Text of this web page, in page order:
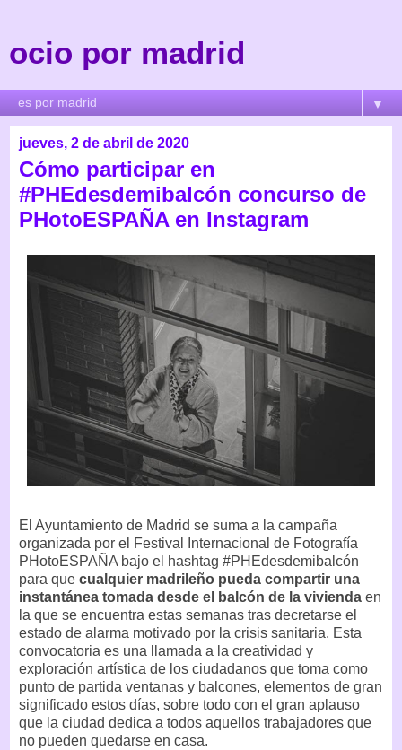
ocio por madrid
▼
jueves, 2 de abril de 2020
Cómo participar en
#PHEdesdemibalcón concurso de
PHotoESPAÑA en Instagram
El Ayuntamiento de Madrid se suma a la campaña
organizada por el Festival Internacional de Fotografía
PHotoESPAÑA bajo el hashtag #PHEdesdemibalcón
para que cualquier madrileño pueda compartir una
instantánea tomada desde el balcón de la vivienda en
la que se encuentra estas semanas tras decretarse el
estado de alarma motivado por la crisis sanitaria. Esta
convocatoria es una llamada a la creatividad y
exploración artística de los ciudadanos que toma como
punto de partida ventanas y balcones, elementos de gran
significado estos días, sobre todo con el gran aplauso
que la ciudad dedica a todos aquellos trabajadores que
no pueden quedarse en casa.